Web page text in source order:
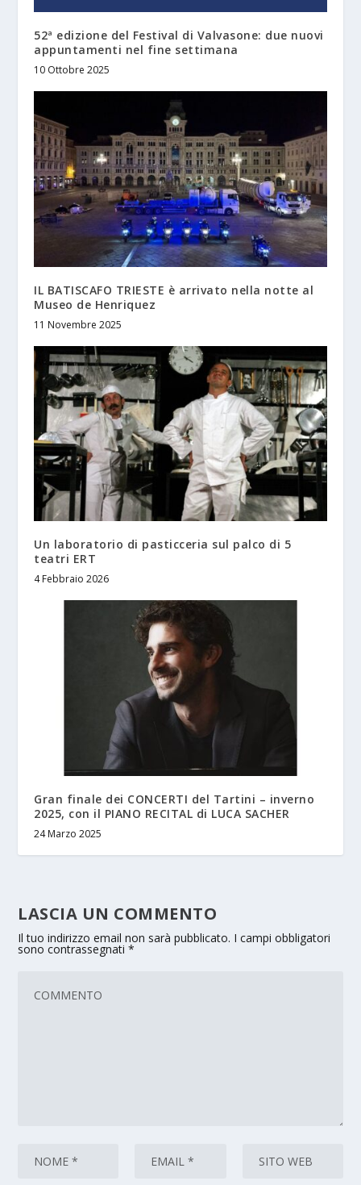
52ª edizione del Festival di Valvasone: due nuovi
appuntamenti nel fine settimana
10 Ottobre 2025
IL BATISCAFO TRIESTE è arrivato nella notte al
Museo de Henriquez
11 Novembre 2025
Un laboratorio di pasticceria sul palco di 5
teatri ERT
4 Febbraio 2026
Gran finale dei CONCERTI del Tartini – inverno
2025, con il PIANO RECITAL di LUCA SACHER
24 Marzo 2025
LASCIA UN COMMENTO
Il tuo indirizzo email non sarà pubblicato. I campi obbligatori
sono contrassegnati*